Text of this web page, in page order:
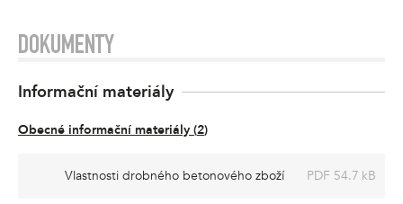
DOKUMENTY
Informační materiály
Obecné informační materiály (2)
Vlastnosti drobného betonového zboží PDF 54.7 kB